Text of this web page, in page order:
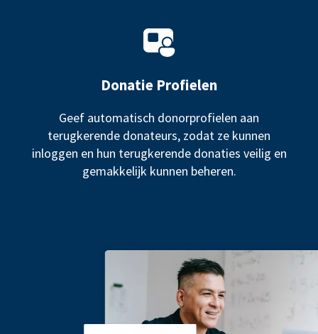
Donatie Profielen
Geef automatisch donorprofielen aan
terugkerende donateurs, zodat ze kunnen
inloggen en hun terugkerende donaties veilig en
gemakkelijk kunnen beheren.